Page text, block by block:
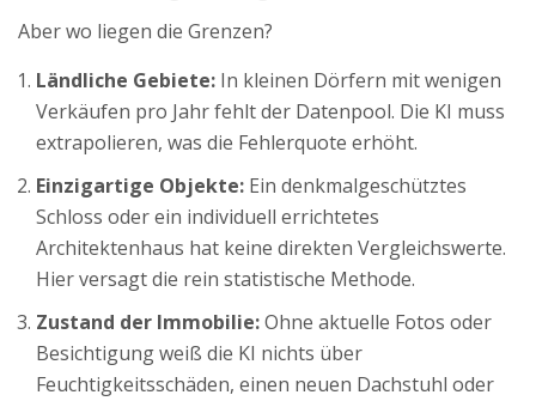
Aber wo liegen die Grenzen?
Ländliche Gebiete: In kleinen Dörfern mit wenigen
Verkäufen pro Jahr fehlt der Datenpool. Die KI muss
extrapolieren, was die Fehlerquote erhöht.
Einzigartige Objekte: Ein denkmalgeschütztes
Schloss oder ein individuell errichtetes
Architektenhaus hat keine direkten Vergleichswerte.
Hier versagt die rein statistische Methode.
Zustand der Immobilie:Ohne aktuelle Fotos oder
Besichtigung weiß die KI nichts über
Feuchtigkeitsschäden, einen neuen Dachstuhl oder